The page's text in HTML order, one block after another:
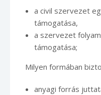
a civil szervezet
támogatása,
a szervezet
támogatása;
Milyen formában
anyagi forrás